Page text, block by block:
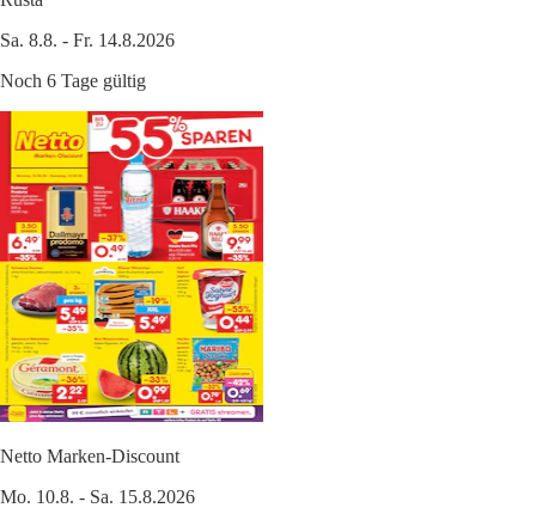
Sa. 8.8. - Fr. 14.8.2026
Noch 6 Tage gültig
Netto Marken-Discount
Mo. 10.8. - Sa. 15.8.2026